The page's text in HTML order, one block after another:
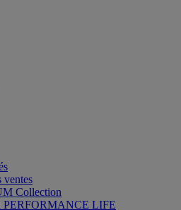
ventes
Collection
PERFORMANCE LIFE